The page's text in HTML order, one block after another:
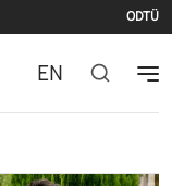
ODTÜ
EN